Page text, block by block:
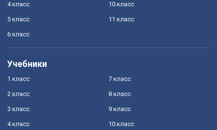
4 класс
5 класс
6 класс
10 класс
11 класс
Учебники
1 класс
2 класс
3 класс
4 класс
7 класс
8 класс
9 класс
10 класс